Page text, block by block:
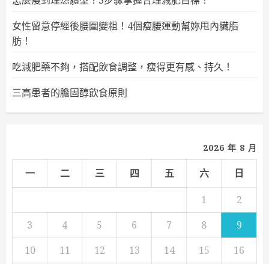
女性留意停經後腰圍變粗！4個瘦腰運動幫妳甩內臟脂
肪！
吃減肥藥不夠，搭配飲食調整，瘦得更有感、持久！
三高患者的膽固醇飲食原則
2026 年 8 月
一 二 三 四 五 六
日
1
2
3
4 5 6 7 8
9
10
11 12 13 14 15 16